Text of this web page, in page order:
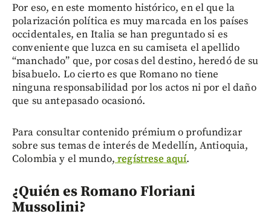
Por eso, en este momento histórico, en el que la
polarización política es muy marcada en los países
occidentales, en Italia se han preguntado si es
conveniente que luzca en su camiseta el apellido
“manchado” que, por cosas del destino, heredó de su
bisabuelo. Lo cierto es que Romano no tiene
ninguna responsabilidad por los actos ni por el daño
que su antepasado ocasionó.
Para consultar contenido prémium o profundizar
sobre sus temas de interés de Medellín, Antioquia,
Colombia y el mundo, regístrese aquí.
¿Quién es Romano Floriani
Mussolini?